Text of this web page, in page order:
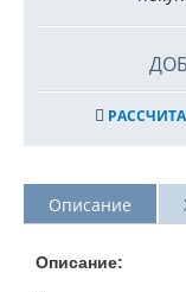
Описание
Описание: